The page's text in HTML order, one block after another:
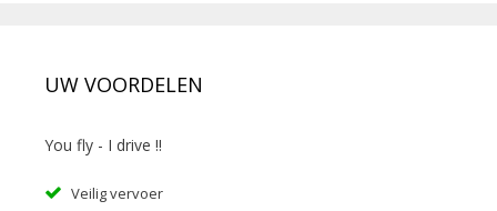
UW VOORDELEN
You fly - I drive !!
Veilig vervoer